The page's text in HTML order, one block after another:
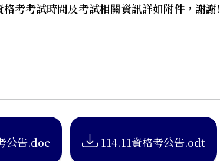
格考考試時間及考試相關資訊詳如附件，謝謝!
公告.doc 114.11資格考公告.odt